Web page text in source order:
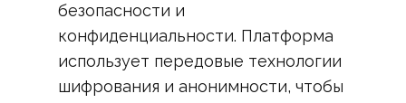
безопасности и
конфиденциальности. Платформа
использует передовые технологии
шифрования и анонимности, чтобы